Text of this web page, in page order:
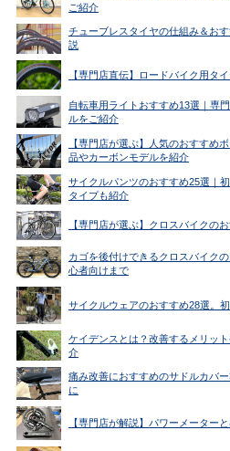
ご紹介
チューブレスタイヤの仕組み＆お
説
【専門店直伝】ロードバイク用タ
自転車用ライトおすすめ13選｜専
ルをご紹介
【専門店が選ぶ】人気のおすすめ
品やカーボンモデルを紹介
サイクルパンツのおすすめ25選｜
タイプも紹介
【専門店が選ぶ】クロスバイクの
カゴを後付けできるクロスバイク
心者向けまで
サイクルウェアのおすすめ28選。
ケイデンスとは？改善するメリッ
介
痛み改善におすすめのサドルカバ
に
【専門店が解説】パワーメーター